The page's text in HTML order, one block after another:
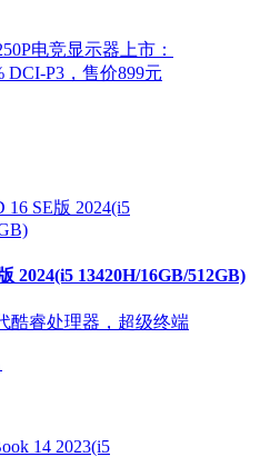
2024(i5 13420H/16GB/512GB)
酷睿处理器，超级终端